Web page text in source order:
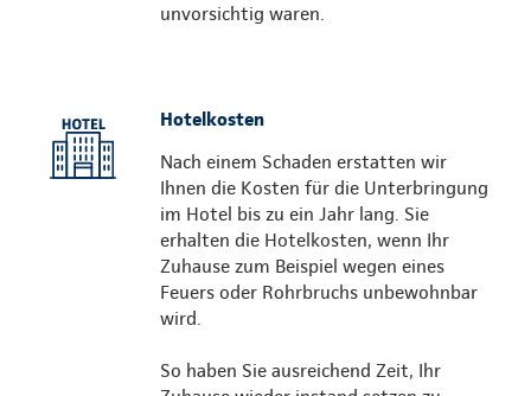
unvorsichtig waren.
Hotelkosten
Nach einem Schaden erstatten wir
Ihnen die Kosten für die Unterbringung
im Hotel bis zu ein Jahr lang. Sie
erhalten die Hotelkosten, wenn Ihr
Zuhause zum Beispiel wegen eines
Feuers oder Rohrbruchs unbewohnbar
wird.
So haben Sie ausreichend Zeit, Ihr